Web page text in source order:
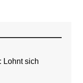
Lohnt sich